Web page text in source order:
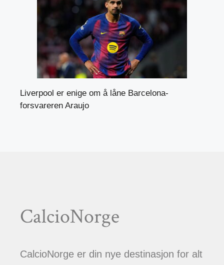
Liverpool er enige om å låne Barcelona-
forsvareren Araujo
CalcioNorge
CalcioNorge er din nye destinasjon for alt